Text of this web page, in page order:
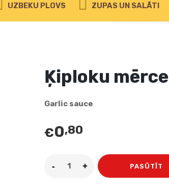
UZBEKU PLOVS ZUPAS UN SALĀTI
Ķiploku mērce
Garlic sauce
€0,80
PASŪTĪT